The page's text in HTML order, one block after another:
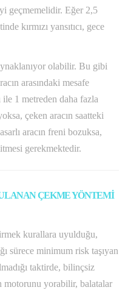
geçmemelidir. Eğer 2,5
kırmızı yansıtıcı, gece
olabilir. Bu gibi
arasındaki mesafe
1 metreden daha fazla
çeken aracın saatteki
aracın freni bozuksa,
gerekmektedir.
ÇEKME YÖNTEMİ
kurallara uyulduğu,
sürece minimum risk taşıyan
taktirde, bilinçsiz
motorunu yorabilir, balatalar